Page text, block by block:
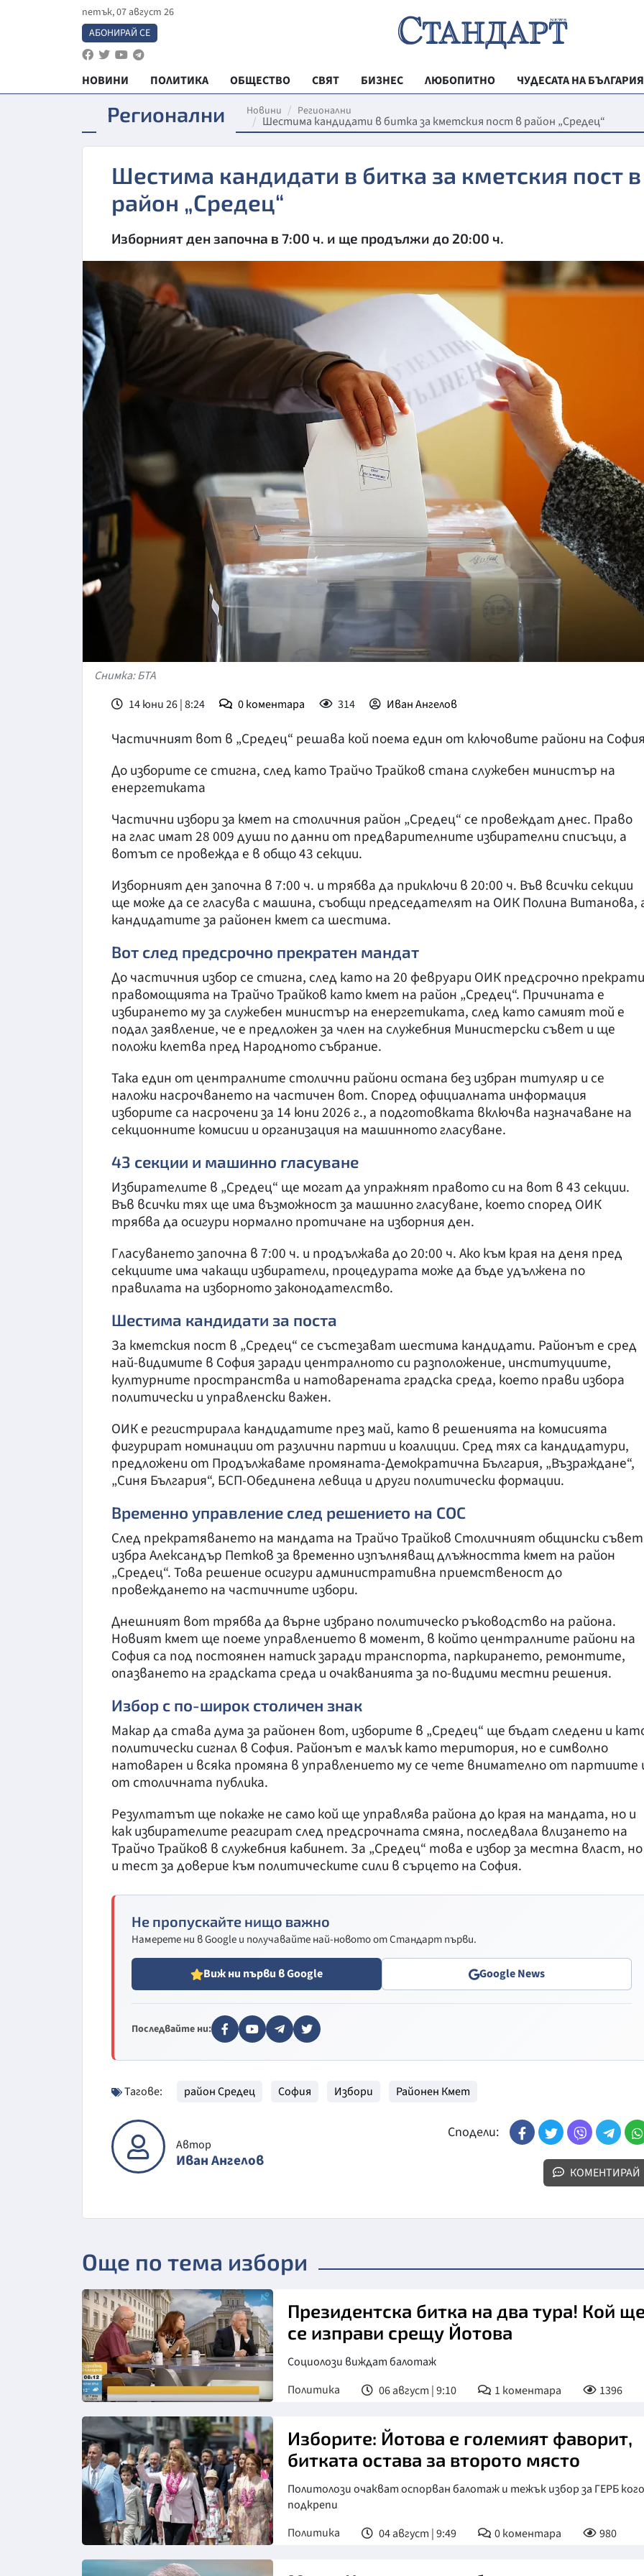
петък, 07 август 26
АБОНИРАЙ СЕ
НОВИНИ ПОЛИТИКА ОБЩЕСТВО СВЯТ БИЗНЕС ЛЮБОПИТНО
ЧУДЕСАТА НА БЪЛГАРИЯ
ВЕСТНИК
ЗДРАВЕ
ТЕХНОЛОГИИ
ДА!НА
ВЯРА
ОБЯВИ
ВОЙНАТА В
ВРЕМЕТО
Регионални Новини Регионални
Шестима кандидати в битка за кметския пост в район „Средец“
Шестима кандидати в битка за кметския пост в
район „Средец“
Изборният ден започна в 7:00 ч. и ще продължи до 20:00 ч.
Снимка: БТА
14 юни 26 | 8:24
0коментара 314 Иван Ангелов
Частичният вот в „Средец“ решава кой поема един от ключовите райони на
До изборите се стигна, след като Трайчо Трайков стана служебен министър на
енергетиката
Частични избори за кмет на столичния район „Средец“ се провеждат днес. Право
на глас имат 28 009 души по данни от предварителните избирателни списъци, а
вотът се провежда е в общо 43 секции.
Изборният ден започна в 7:00 ч. и трябва да приключи в 20:00 ч. Във всички секции
ще може да се гласува с машина, съобщи председателят на ОИК Полина Витанова,
кандидатите за районен кмет са шестима.
Вот след предсрочно прекратен мандат
До частичния избор се стигна, след като на 20 февруари ОИК предсрочно прекрати
правомощията на Трайчо Трайков като кмет на район „Средец“. Причината е
избирането му за служебен министър на енергетиката, след като самият той е
подал заявление, че е предложен за член на служебния Министерски съвет и ще
положи клетва пред Народното събрание.
Така един от централните столични райони остана без избран титуляр и се
наложи насрочването на частичен вот. Според официалната информация
изборите са насрочени за 14 юни 2026 г., а подготовката включва назначаване на
секционните комисии и организация на машинното гласуване.
43 секции и машинно гласуване
Избирателите в „Средец“ ще могат да упражнят правото си на вот в 43 секции.
Във всички тях ще има възможност за машинно гласуване, което според ОИК
трябва да осигури нормално протичане на изборния ден.
Гласуването започна в 7:00 ч. и продължава до 20:00 ч. Ако към края на деня пред
секциите има чакащи избиратели, процедурата може да бъде удължена по
правилата на изборното законодателство.
Шестима кандидати за поста
За кметския пост в „Средец“ се състезават шестима кандидати. Районът е сред
най-видимите в София заради централното си разположение, институциите,
културните пространства и натоварената градска среда, което прави избора
политически и управленски важен.
ОИК е регистрирала кандидатите през май, като в решенията на комисията
фигурират номинации от различни партии и коалиции. Сред тях са кандидатури,
предложени от Продължаваме промяната-Демократична България, „Възраждане“,
„Синя България“, БСП-Обединена левица и други политически формации.
Временно управление след решението на СОС
След прекратяването на мандата на Трайчо Трайков Столичният общински съвет
избра Александър Петков за временно изпълняващ длъжността кмет на район
„Средец“. Това решение осигури административна приемственост до
провеждането на частичните избори.
Днешният вот трябва да върне избрано политическо ръководство на района.
Новият кмет ще поеме управлението в момент, в който централните райони на
София са под постоянен натиск заради транспорта, паркирането, ремонтите,
опазването на градската среда и очакванията за по-видими местни решения.
Избор с по-широк столичен знак
Макар да става дума за районен вот, изборите в „Средец“ ще бъдат следени и
политически сигнал в София. Районът е малък като територия, но е символно
натоварен и всяка промяна в управлението му се чете внимателно от партиите
от столичната публика.
Резултатът ще покаже не само кой ще управлява района до края на мандата, но и
как избирателите реагират след предсрочната смяна, последвала влизането на
Трайчо Трайков в служебния кабинет. За „Средец“ това е избор за местна власт, но
и тест за доверие към политическите сили в сърцето на София.
Не пропускайте нищо важно
Намерете ни в Google и получавайте най-новото от Стандарт първи.
Виж ни първи в Google Google News
Последвайте ни:
Тагове: район Средец София Избори Районен Кмет
Автор
Иван Ангелов
Сподели:
КОМЕНТИРАЙ
Още по тема избори
Президентска битка на два тура! Кой
се изправи срещу Йотова
Социолози виждат балотаж
Политика
06 август | 9:10 1 коментара 1396
Изборите: Йотова е големият фаворит,
битката остава за второто място
Политолози очакват оспорван балотаж и тежък избор за ГЕРБ
подкрепи
Политика
04 август | 9:49 0коментара 980